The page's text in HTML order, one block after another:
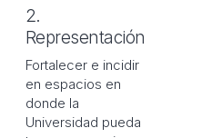
2.
Representación
Fortalecer e incidir
en espacios en
donde la
Universidad pueda